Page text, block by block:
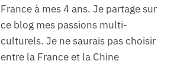
France à mes 4 ans. Je partage sur
ce blog mes passions multi-
culturels. Je ne saurais pas choisir
entre la France et la Chine